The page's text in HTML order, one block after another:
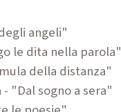
angeli"
le dita nella parola"
della distanza"
- "Dalsogno a sera"